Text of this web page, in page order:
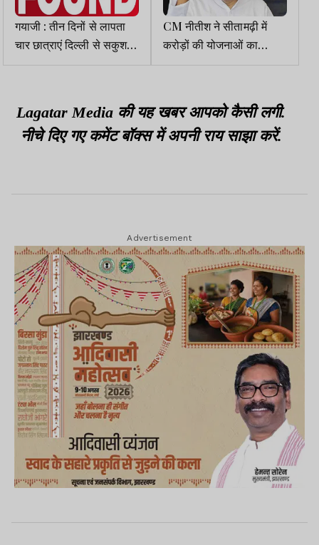
गयाजी : तीन दिनों से लापता
चार छात्राएं दिल्ली से सकुशल
बरामद
CM नीतीश ने सीतामढ़ी में
करोड़ों की योजनाओं का
शिलान्यास किया
Lagatar Media की यह खबर आपको कैसी लगी.
नीचे दिए गए कमेंट बॉक्स में अपनी राय साझा करें.
Advertisement